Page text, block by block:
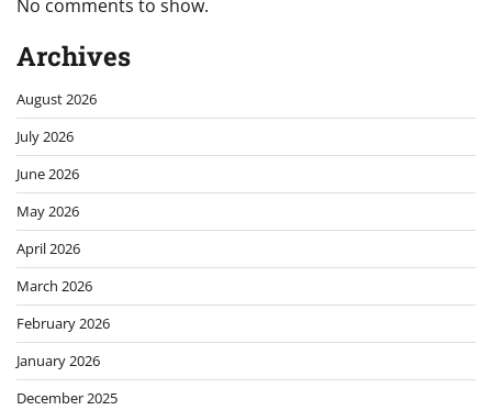
No comments to show.
Archives
August 2026
July 2026
June 2026
May 2026
April 2026
March 2026
February 2026
January 2026
December 2025